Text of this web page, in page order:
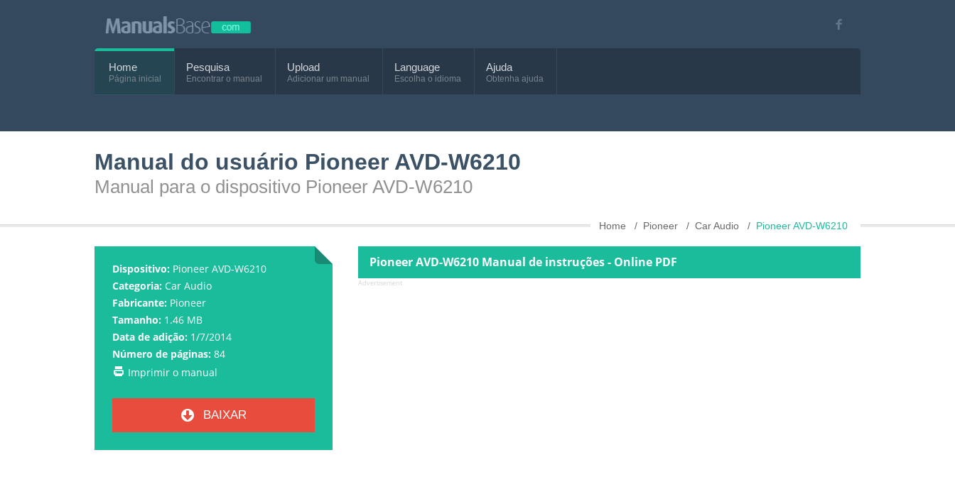
Home
Página inicial
Pesquisa
Encontrar o manual
Upload
Adicionar um manual
Language
Escolha o idioma
Ajuda
Obtenha ajuda
Manual do usuário Pioneer AVD-W6210
Manual para o dispositivo Pioneer AVD-W6210
Home Pioneer Car Audio Pioneer AVD-W6210
Dispositivo: Pioneer AVD-W6210
Categoria: Car Audio
Fabricante: Pioneer
Tamanho: 1.46 MB
Data de adição: 1/7/2014
Número de páginas: 84
Imprimir o manual
BAIXAR
Pioneer AVD-W6210 Manual de instruções - Online PDF
Advertisement